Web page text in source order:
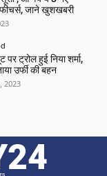
जाने खुशखबरी
पर ट्रोल हुई निया शर्मा,
उर्फी की बहन
2023